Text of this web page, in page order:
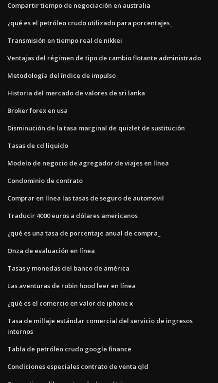
Compartir tiempo de negociación en australia
¿qué es el petróleo crudo utilizado para porcentajes_
Transmisión en tiempo real de nikkei
Ventajas del régimen de tipo de cambio flotante administrado
Metodología del índice de impulso
Historia del mercado de valores de sri lanka
Broker forex en usa
Disminución de la tasa marginal de quizlet de sustitución
Tasas de cd liquido
Modelo de negocio de agregador de viajes en línea
Condominio de contrato
Comprar en línea las tasas de seguro de automóvil
Traducir 4000 euros a dólares americanos
¿qué es una tasa de porcentaje anual de compra_
Onza de evaluación en línea
Tasas y monedas del banco de américa
Las aventuras de robin hood leer en línea
¿qué es el comercio en valor de iphone x
Tasa de millaje estándar comercial del servicio de ingresos
internos
Tabla de petróleo crudo google finance
Condiciones especiales contrato de venta qld